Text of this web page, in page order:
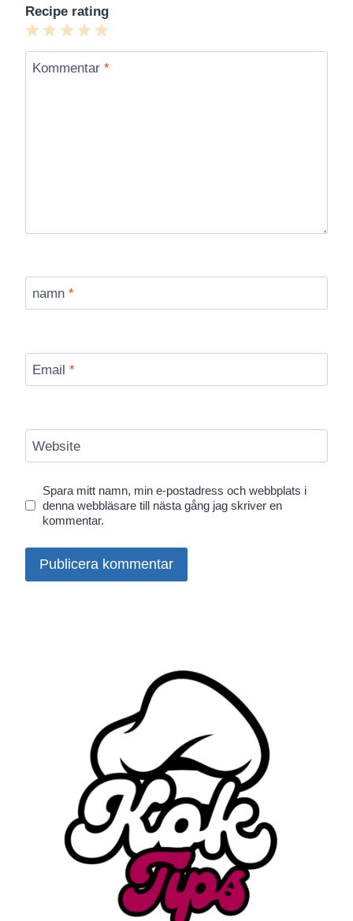
Recipe rating
5
Stars
4
Stars
3
Stars
2
Stars
1
Star
Kommentar *
namn *
Email *
Website
Spara mitt namn, min e-postadress och webbplats i
denna webbläsare till nästa gång jag skriver en
kommentar.